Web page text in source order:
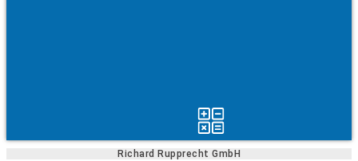
Richard Rupprecht GmbH